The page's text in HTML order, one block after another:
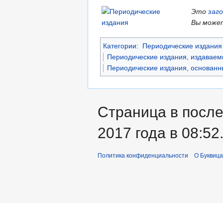
Это
Вы
Категории:
Периодические
Периодические издания,
Периодические издания,
Страница в
2017 года в 08:52.
Политика конфиденциальности О Буквица